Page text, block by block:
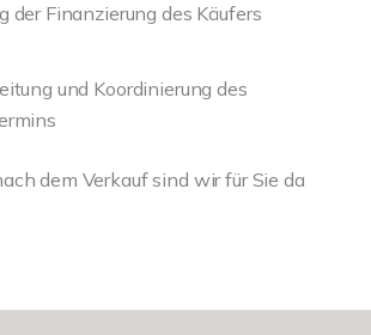
der Finanzierung des Käufers
und Koordinierung des
dem Verkauf sind wir für Sie da